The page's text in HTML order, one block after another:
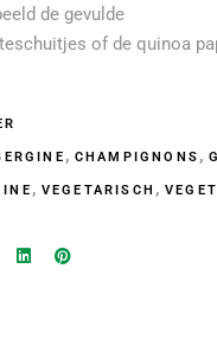
de gevulde
of de quinoa
, CHAMPIGNONS ,
, VEGETARISCH ,